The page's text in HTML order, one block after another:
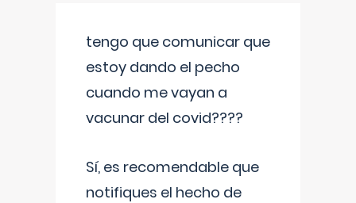
tengo que comunicar que
estoy dando el pecho
cuando me vayan a
vacunar del covid????
Sí, es recomendable que
notifiques el hecho de